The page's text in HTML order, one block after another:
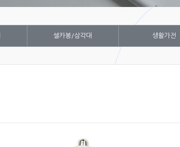
셀카봉/삼각대 생활가전